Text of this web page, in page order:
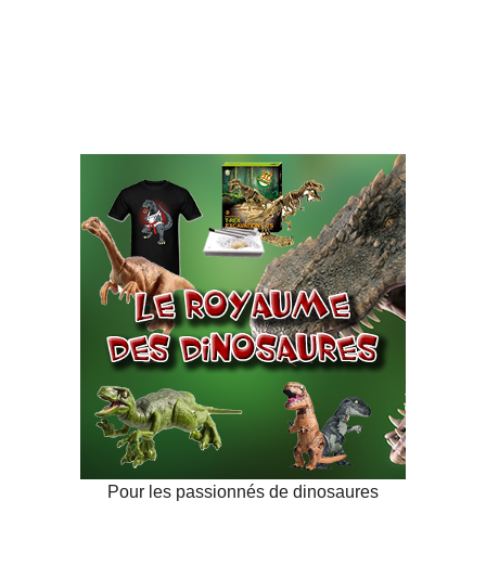
Pour les passionnés de dinosaures